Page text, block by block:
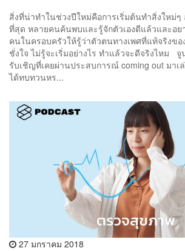
สิ่งที่น่าทำในช่วงปีใหม่คือการเริ่มต้นทำสิ่งใหม่ๆ
ที่สุด หลายคนค้นพบและรู้จักตัวเองดีแล้วและอ
คนในครอบครัวให้รู้ว่าตัวตนทางเพศที่แท้จริงขอ
ชั่งใจ ไม่รู้จะเริ่มอย่างไร ทำแล้วจะดีจริงไหม
รับเชิญที่เคยผ่านประสบการณ์ coming out มาเ
ได้ทบทวนหร...
27 มกราคม 2018